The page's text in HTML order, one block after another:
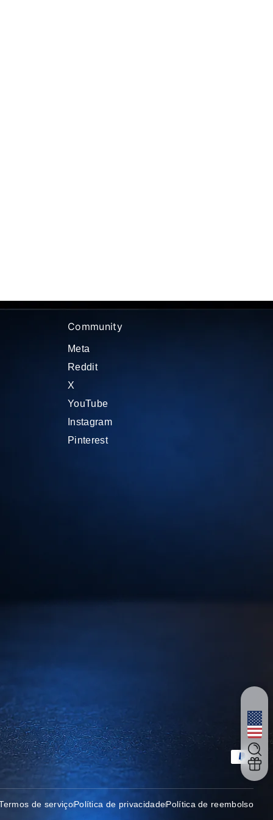
Community
Meta
Reddit
X
YouTube
Instagram
Pinterest
Métodos de
de serviçoPolítica de privacidadePolítica de reembolso